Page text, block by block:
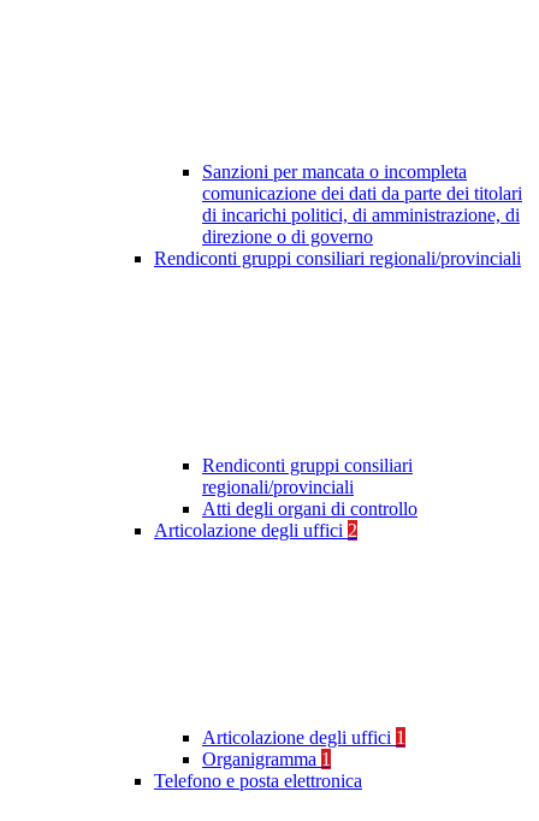
Sanzioni per mancata o incompleta
comunicazione dei dati da parte dei titolari
di incarichi politici, di amministrazione, di
direzione o di governo
Rendiconti gruppi consiliari regionali/provinciali
Rendiconti gruppi consiliari
regionali/provinciali
Atti degli organi di controllo
Articolazione degli uffici 2
Articolazione degli uffici 1
Organigramma 1
Telefono e posta elettronica